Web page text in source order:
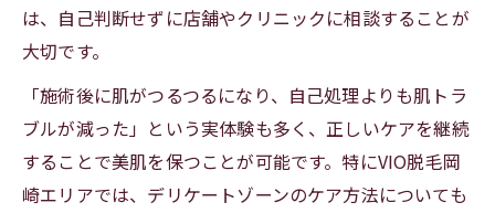
は、自己判断せずに店舗やクリニックに相談することが
大切です。
「施術後に肌がつるつるになり、自己処理よりも肌トラ
ブルが減った」という実体験も多く、正しいケアを継続
することで美肌を保つことが可能です。特にVIO脱毛岡
崎エリアでは、デリケートゾーンのケア方法についても